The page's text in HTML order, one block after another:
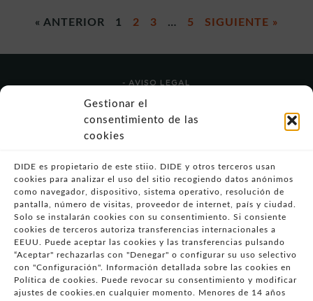
Gestionar el
consentimiento de las
cookies
DIDE es propietario de este stiio. DIDE y otros terceros usan
cookies para analizar el uso del sitio recogiendo datos anónimos
como navegador, dispositivo, sistema operativo, resolución de
pantalla, número de visitas, proveedor de internet, país y ciudad.
Solo se instalarán cookies con su consentimiento. Si consiente
cookies de terceros autoriza transferencias internacionales a
EEUU. Puede aceptar las cookies y las transferencias pulsando
“Aceptar" rechazarlas con "Denegar" o configurar su uso selectivo
con "Configuración". Información detallada sobre las cookies en
Política de cookies. Puede revocar su consentimiento y modificar
ajustes de cookies.en cualquier momento. Menores de 14 años
« ANTERIOR 1 2 3 … 5 SIGUIENTE »
- AVISO LEGAL
- POLÍTICA DE USO
- POLÍTICA DE PRIVACIDAD
- POLÍTICA DE COOKIES (UE)
VULNERABILIDADES
- CONDICIONES PARTICULARES DE COMPRA
- GUÍA DE COMPRA
- GUÍA DE PRIVACIDAD
- DESISTIMIENTO
- ATENCIÓN AL CLIENTE